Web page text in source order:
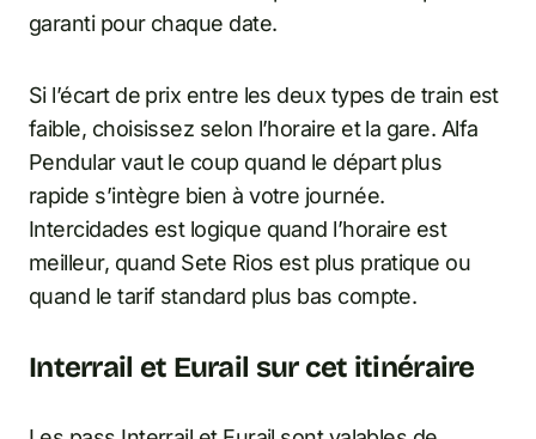
garanti pour chaque date.
Si l’écart de prix entre les deux types de train est
faible, choisissez selon l’horaire et la gare. Alfa
Pendular vaut le coup quand le départ plus
rapide s’intègre bien à votre journée.
Intercidades est logique quand l’horaire est
meilleur, quand Sete Rios est plus pratique ou
quand le tarif standard plus bas compte.
Interrail et Eurail sur cet itinéraire